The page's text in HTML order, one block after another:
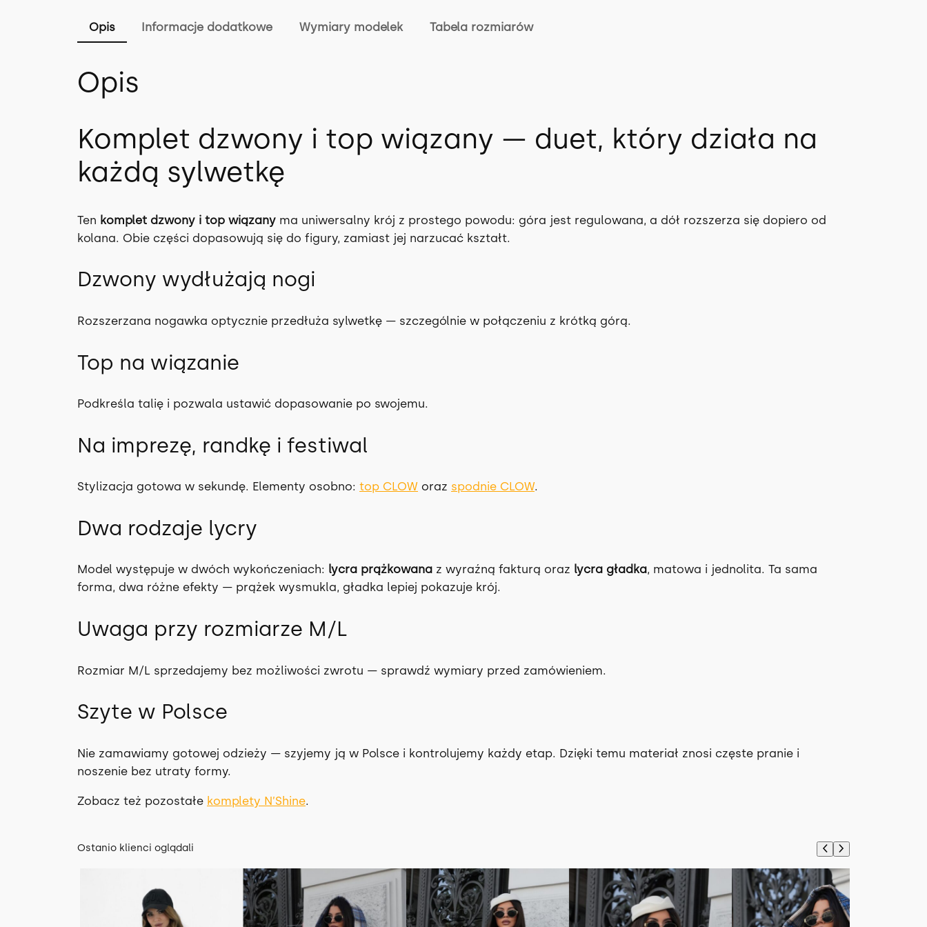
c
Opis Informacje dodatkowe Wymiary modelek Tabela rozmiarów
Opis
Komplet dzwony i top wiązany — duet, który działa na
każdą sylwetkę
Ten komplet dzwony i top wiązany ma uniwersalny krój z prostego powodu: góra jest regulowana, a dół rozszerza się dopiero od
kolana. Obie części dopasowują się do figury, zamiast jej narzucać kształt.
Dzwony wydłużają nogi
Rozszerzana nogawka optycznie przedłuża sylwetkę — szczególnie w połączeniu z krótką górą.
Top na wiązanie
Podkreśla talię i pozwala ustawić dopasowanie po swojemu.
Na imprezę, randkę i festiwal
Stylizacja gotowa w sekundę. Elementy osobno: top CLOW oraz spodnie CLOW.
Dwa rodzaje lycry
Model występuje w dwóch wykończeniach: lycra prążkowana z wyraźną fakturą oraz lycra gładka, matowa i jednolita. Ta sama
forma, dwa różne efekty — prążek wysmukla, gładka lepiej pokazuje krój.
Uwaga przy rozmiarze M/L
Rozmiar M/L sprzedajemy bez możliwości zwrotu — sprawdź wymiary przed zamówieniem.
Szyte w Polsce
Nie zamawiamy gotowej odzieży — szyjemy ją w Polsce i kontrolujemy każdy etap. Dzięki temu materiał znosi częste pranie i
noszenie bez utraty formy.
Zobacz też pozostałe komplety N’Shine.
Ostanio klienci oglądali